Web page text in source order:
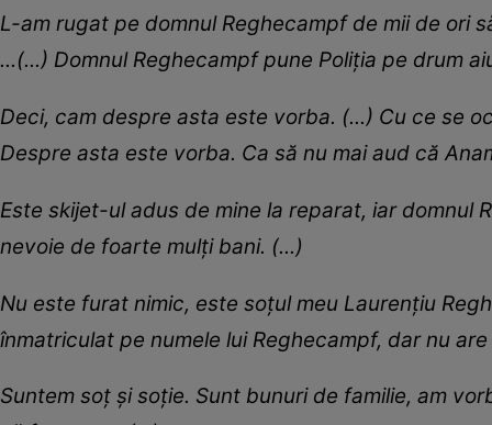
L-am rugat pe domnul Reghecampf de mii de ori
...(...) Domnul Reghecampf pune Poliția pe drum
Deci, cam despre asta este vorba. (...) Cu ce se
Despre asta este vorba. Ca să nu mai aud că
Este skijet-ul adus de mine la reparat, iar
nevoie de foarte mulți bani. (...)
Nu este furat nimic, este soțul meu Laurențiu
înmatriculat pe numele lui Reghecampf, dar nu
Suntem soț și soție. Sunt bunuri de familie, am